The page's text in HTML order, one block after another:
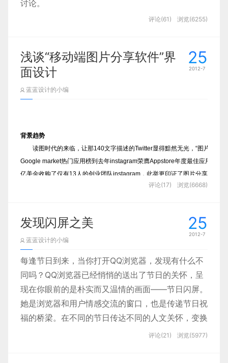
们与冰冷设备的距离，从而获得更多的用户群体进
通过对人类情感的认知来考虑设计的产品对用户情
感的影响，从而达到理想的效果。
讨论。
逻辑，用户体验。但是，我们不能忽略设计过程中一
个很关键的步骤，设计输出。
如果我们用email
一直保持用一种方式来输出设计文档，
PDF ，在之前的产品同事与开发同事得到的反馈是
好的，这里也希望分享并讨论这个方式是不是适合我
里先列举几点：
评论(61) 浏览(6255)
25
2012-7
浅谈“移动端图片分享软件”界
面设计
蓝蓝设计的小编
背景趋势
读图时代的来临，让那140文字描述的Twitter显得黯然无光，“图片分享”
Google market热门应用榜到去年instagram荣膺Appstore年度最佳应用，
亿美金收购了仅有13人的创业团队instagram，此举更印证了图片分享这一趋
评论(17) 浏览(6668)
25
2012-7
发现闪屏之美
蓝蓝设计的小编
每逢节日到来，当你打开QQ浏览器，发现有什么不
同吗？QQ浏览器已经悄悄的送出了节日的关怀，呈
现在你眼前的是朴实而又温情的画面——节日闪屏。
她是浏览器和用户情感交流的窗口，也是传递节日祝
福的桥梁。在不同的节日传达不同的人文关怀，变换
不同的表现形式，无论是为你带来一秒静静的感动，
评论(21) 浏览(5977)